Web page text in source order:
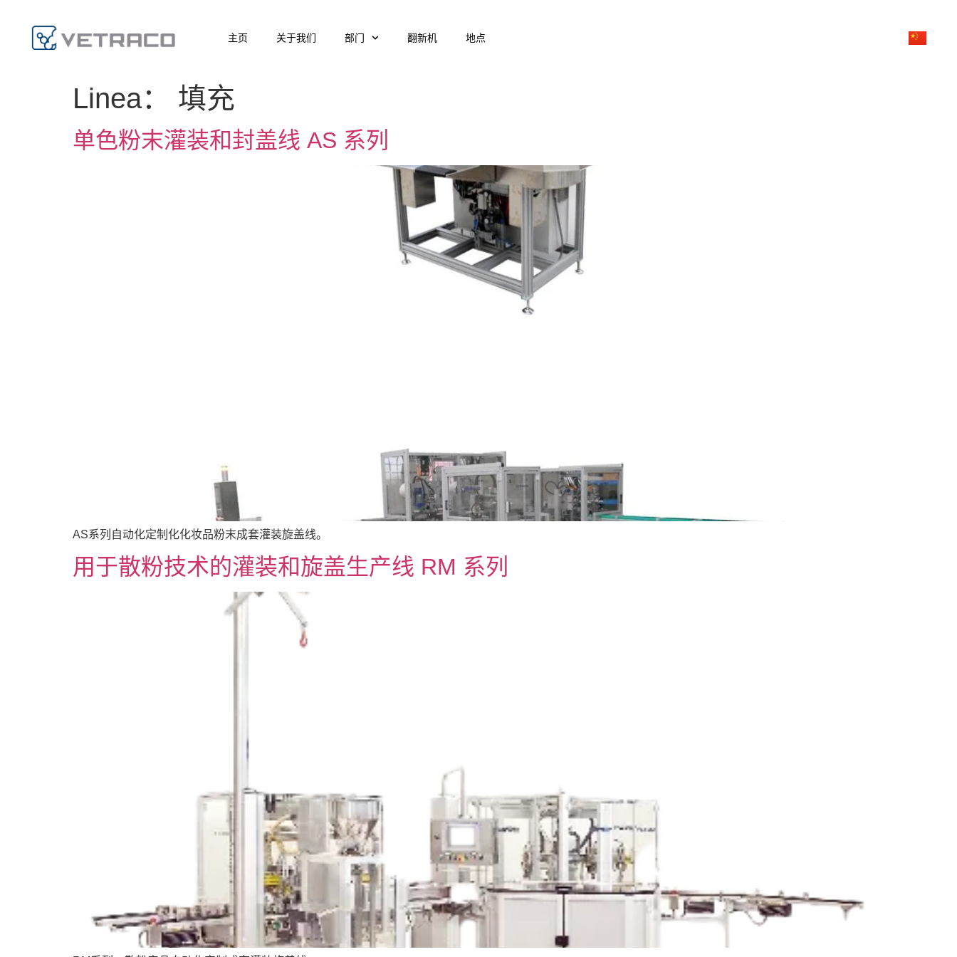
主页 关于我们 部门 翻新机 地点
Linea： 填充
单色粉末灌装和封盖线 AS 系列
AS系列自动化定制化化妆品粉末成套灌装旋盖线。
用于散粉技术的灌装和旋盖生产线 RM 系列